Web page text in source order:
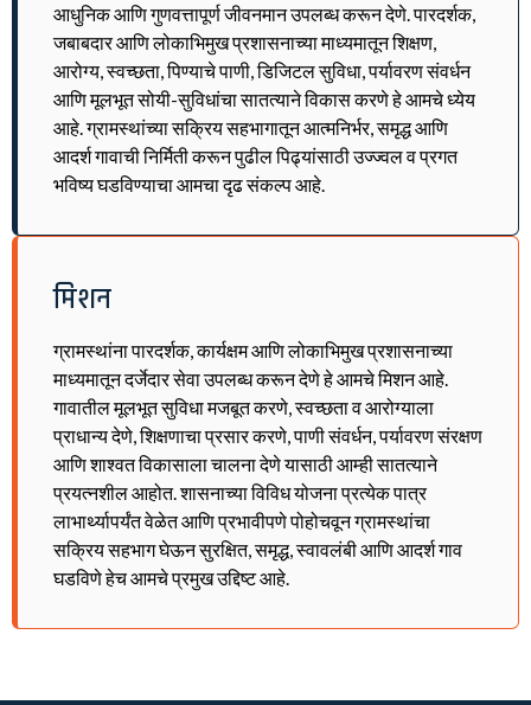
आधुनिक आणि गुणवत्तापूर्ण जीवनमान उपलब्ध करून देणे. पारदर्शक,
जबाबदार आणि लोकाभिमुख प्रशासनाच्या माध्यमातून शिक्षण,
आरोग्य, स्वच्छता, पिण्याचे पाणी, डिजिटल सुविधा, पर्यावरण संवर्धन
आणि मूलभूत सोयी-सुविधांचा सातत्याने विकास करणे हे आमचे ध्येय
आहे. ग्रामस्थांच्या सक्रिय सहभागातून आत्मनिर्भर, समृद्ध आणि
आदर्श गावाची निर्मिती करून पुढील पिढ्यांसाठी उज्ज्वल व प्रगत
भविष्य घडविण्याचा आमचा दृढ संकल्प आहे.
मिशन
ग्रामस्थांना पारदर्शक, कार्यक्षम आणि लोकाभिमुख प्रशासनाच्या
माध्यमातून दर्जेदार सेवा उपलब्ध करून देणे हे आमचे मिशन आहे.
गावातील मूलभूत सुविधा मजबूत करणे, स्वच्छता व आरोग्याला
प्राधान्य देणे, शिक्षणाचा प्रसार करणे, पाणी संवर्धन, पर्यावरण संरक्षण
आणि शाश्वत विकासाला चालना देणे यासाठी आम्ही सातत्याने
प्रयत्नशील आहोत. शासनाच्या विविध योजना प्रत्येक पात्र
लाभार्थ्यापर्यंत वेळेत आणि प्रभावीपणे पोहोचवून ग्रामस्थांचा
सक्रिय सहभाग घेऊन सुरक्षित, समृद्ध, स्वावलंबी आणि आदर्श गाव
घडविणे हेच आमचे प्रमुख उद्दिष्ट आहे.